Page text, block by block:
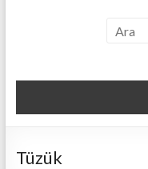
Tüzük